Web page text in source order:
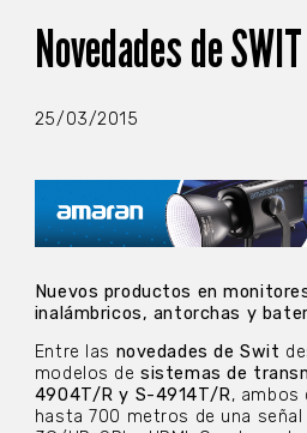
Novedades de SWIT
25/03/2015
Nuevos productos en
inalámbricos, antorchas y
Entre las novedades de Swit
modelos desistemas de
4904T/R y S-4914T/R, ambos
hasta 700 metros de una